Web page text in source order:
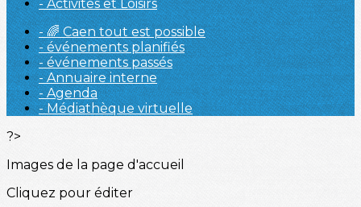
- Activités et Loisirs
- 🌈 Caen tout est possible
- événements planifiés
- événements passés
- Annuaire interne
- Agenda
- Médiathèque virtuelle
?>
Images de la page d'accueil
Cliquez pour éditer